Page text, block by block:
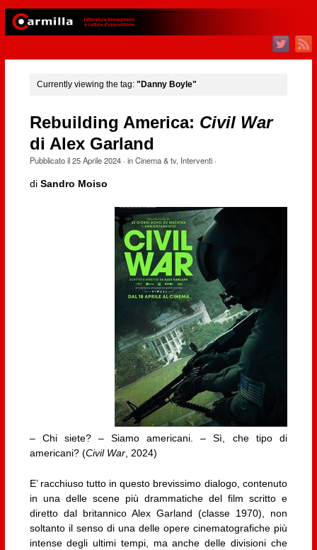
Currently viewing the tag: "Danny Boyle"
Rebuilding America: Civil War
di Alex Garland
Pubblicato il25 Aprile 2024· inCinema & tv, Interventi·
di Sandro Moiso
– Chi siete? – Siamo americani. – Sì, che tipo di
americani? (Civil War, 2024)
E’ racchiuso tutto in questo brevissimo dialogo, contenuto
in una delle scene più drammatiche del film scritto e
diretto dal britannico Alex Garland (classe 1970), non
soltanto il senso di una delle opere cinematografiche più
intense degli ultimi tempi, ma anche delle divisioni che